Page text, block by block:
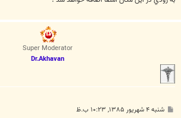
Super Moderator
Dr.Akhavan
پ شنبه ۴ شهریور ۱۳۸۵, ۱۰:۲۳ ب.ظ